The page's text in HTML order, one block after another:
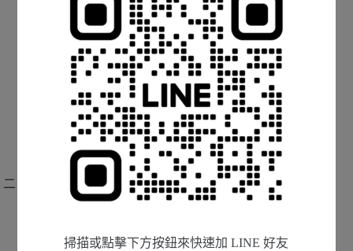
災，依照民法第434條規定，只有承租人存
有「故意或重大過失」時，才要負責賠
償。這樣的規定在現今的時空背景下，對
於出租人可能會有權利保障不足的疑慮。
上述失火責任屬於
任意規定，房東可以特約
排除。
如要排除，可以租約載明「
承租人應負善良
管理人之注意義務，保管、使用租賃住
宅，並排除民法第434條之適用。」
連帶保證人
如果擔心承租人違約不支付房租、違約金時
定連帶保證人及相關條款，確保租金及損
掃描或點擊下方按鈕來快速加 LINE 好友